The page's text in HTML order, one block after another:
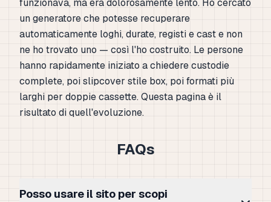
funzionava, ma era dolorosamente lento. Ho cercato
un generatore che potesse recuperare
automaticamente loghi, durate, registi e cast e non
ne ho trovato uno — così l'ho costruito. Le persone
hanno rapidamente iniziato a chiedere custodie
complete, poi slipcover stile box, poi formati più
larghi per doppie cassette. Questa pagina è il
risultato di quell'evoluzione.
FAQs
Posso usare il sito per scopi